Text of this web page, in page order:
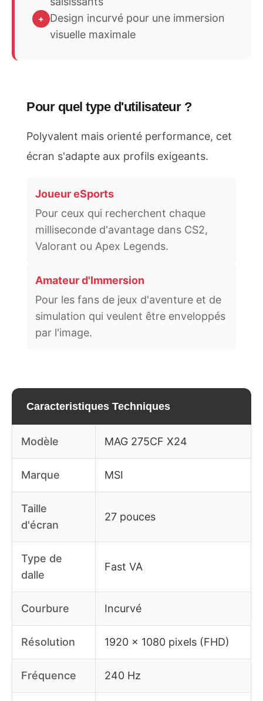
+
Design incurvé pour une immersion
visuelle maximale
Pour quel type d'utilisateur ?
Polyvalent mais orienté performance, cet
écran s'adapte aux profils exigeants.
Joueur eSports
Pour ceux qui recherchent chaque
milliseconde d'avantage dans CS2,
Valorant ou Apex Legends.
Amateur d'Immersion
Pour les fans de jeux d'aventure et de
simulation qui veulent être enveloppés
par l'image.
Caracteristiques Techniques
Modèle MAG 275CF X24
Marque MSI
Taille
d'écran
27 pouces
Type de
dalle
Fast VA
Courbure Incurvé
Résolution 1920 x 1080 pixels (FHD)
Fréquence 240 Hz